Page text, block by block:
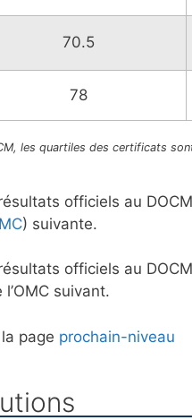
70.5
78
les quartiles des certificats
officiels au
) suivante.
officiels au
l’OMC suivant.
page prochain-niveau